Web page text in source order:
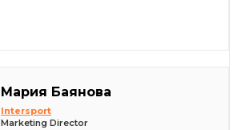
Мария Баянова
Intersport
Marketing Director